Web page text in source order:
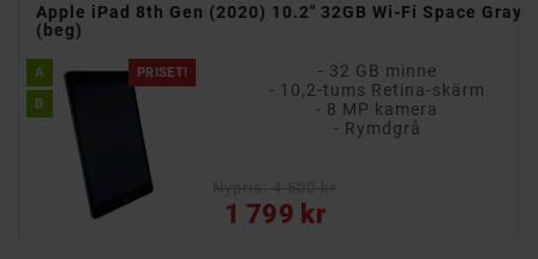
Apple iPad 8th Gen (2020) 10.2" 32GB Wi-Fi Space Gray
(beg)
PRISET!
A
B
- 32 GB minne
- 10,2-tums Retina-skärm
- 8 MP kamera
- Rymdgrå
1 799 kr
Pris